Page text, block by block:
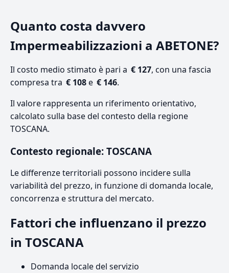
Quanto costa davvero
Impermeabilizzazioni a ABETONE?
Il costo medio stimato è pari a € 127, con una fascia
compresa tra € 108e € 146.
Il valore rappresenta un riferimento orientativo,
calcolato sulla base del contesto della regione
TOSCANA.
Contesto regionale: TOSCANA
Le differenze territoriali possono incidere sulla
variabilità del prezzo, in funzione di domanda locale,
concorrenza e struttura del mercato.
Fattori che influenzano il prezzo
in TOSCANA
Domanda locale del servizio